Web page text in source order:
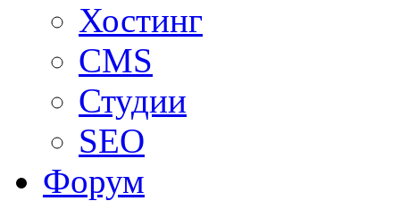
Хостинг
CMS
Студии
SEO
Форум